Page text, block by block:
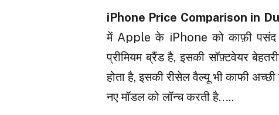
iPhone Price Comparison in
में Apple के iPhone को काफ़ी पसंद
प्रीमियम ब्रैंड है, इसकी सॉफ़्टवेयर
होता है, इसकी रीसेल वैल्यू भी काफी
नए मॉडल को लॉन्च करती है…..